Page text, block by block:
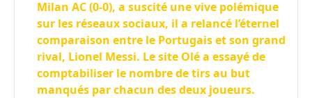
Milan AC (0-0), a suscité une vive polémique
sur les réseaux sociaux, il a relancé l’éternel
comparaison entre le Portugais et son grand
rival, Lionel Messi. Le site Olé a essayé de
comptabiliser le nombre de tirs au but
manqués par chacun des deux joueurs.